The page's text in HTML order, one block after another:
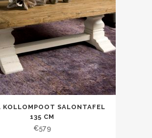
KOLLOMPOOT SALONTAFEL
135 CM
€579